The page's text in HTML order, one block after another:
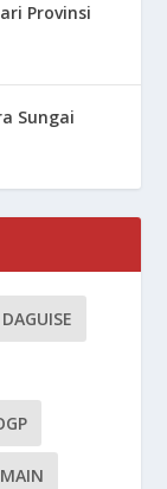
Provinsi
Sungai